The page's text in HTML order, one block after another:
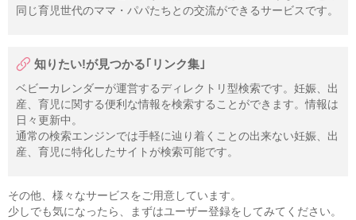
同じ育児世代のママ・パパたちとの交流ができるサービスです。
知りたい!が見つかる｢リンク集｣
ベビーカレンダーが運営するディレクトリ型検索です。妊娠、出
産、育児に関する便利な情報を検索することができます。情報は
日々更新中。
通常の検索エンジンでは手軽に辿り着くことの出来ない妊娠、出
産、育児に特化したサイトが検索可能です。
その他、様々なサービスをご用意しています。
少しでも気になったら、まずはユーザー登録をしてみてください。